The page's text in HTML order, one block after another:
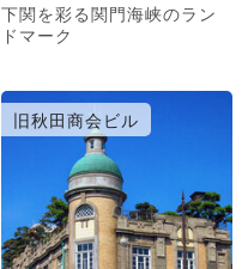
下関を彩る関門海峡のラン
ドマーク
旧秋田商会ビル